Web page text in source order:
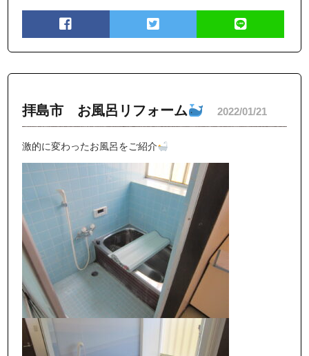
拝島市 お風呂リフォーム 2022/01/21
激的に変わったお風呂をご紹介